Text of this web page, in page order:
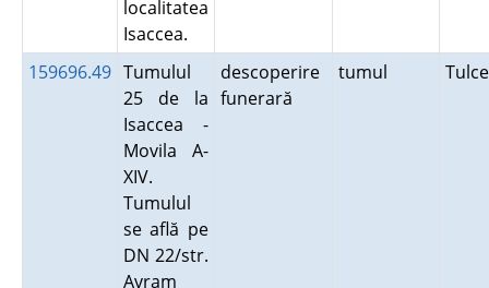
localitatea
Isaccea.
159696.49 Tumulul
25 de la
Isaccea -
Movila A-
XIV.
Tumulul
se află pe
DN 22/str.
Avram
descoperire
funerară
tumul